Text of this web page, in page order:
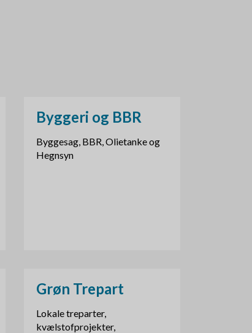
Byggeri og BBR
Byggesag, BBR, Olietanke og
Hegnsyn
Grøn Trepart
Lokale treparter,
kvælstofprojekter,